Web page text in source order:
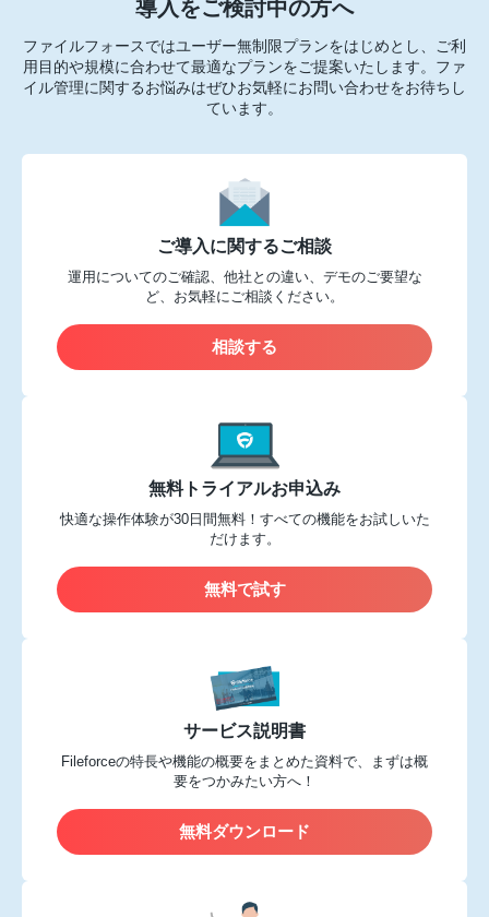
導入をご検討中の方へ
ファイルフォースではユーザー無制限プランをはじめとし、ご利
用目的や規模に合わせて最適なプランをご提案いたします。 ファ
イル管理に関するお悩みはぜひお気軽にお問い合わせをお待ちし
ています。
ご導入に関するご相談
運用についてのご確認、他社との違い、デモのご要望な
ど、お気軽にご相談ください。
相談する
無料トライアルお申込み
快適な操作体験が30日間無料！すべての機能をお試しいた
だけます。
無料で試す
サービス説明書
Fileforceの特長や機能の概要をまとめた資料で、まずは概
要をつかみたい方へ！
無料ダウンロード